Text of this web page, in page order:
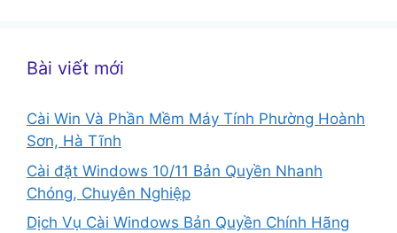
Bài viết mới
Cài Win Và Phần Mềm Máy Tính Phường Hoành
Sơn, Hà Tĩnh
Cài đặt Windows 10/11 Bản Quyền Nhanh
Chóng, Chuyên Nghiệp
Dịch Vụ Cài Windows Bản Quyền Chính Hãng